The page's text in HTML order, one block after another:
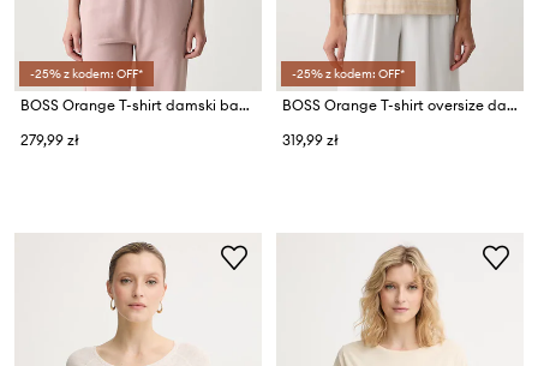
-25% z kodem: OFF*
BOSS Orange T-shirt damski bawełniany C_Ezoe
279,99 zł
-25% z kodem: OFF*
BOSS Orange T-shirt oversize damski bawełniany C_Eregular_stripe_1
319,99 zł